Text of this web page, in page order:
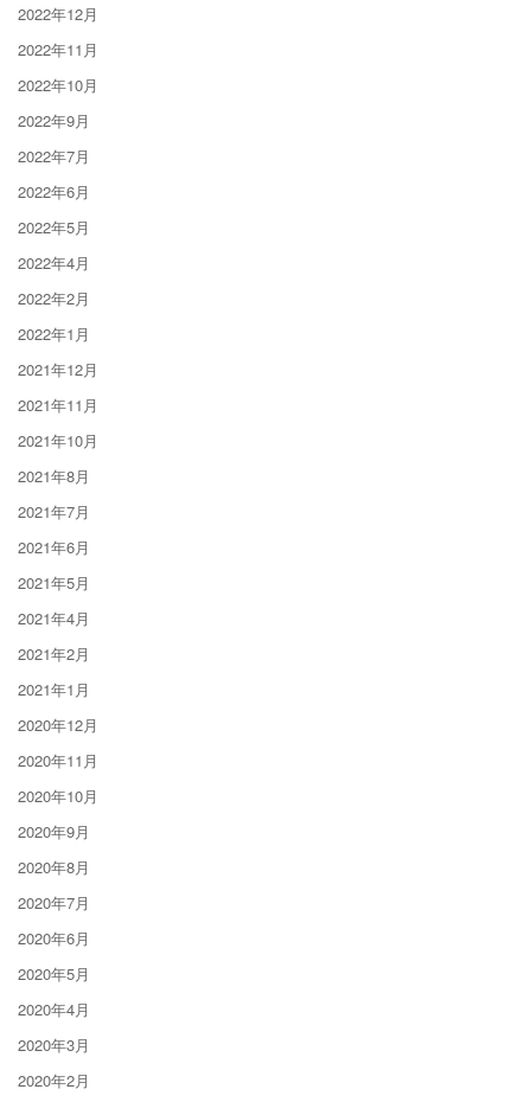
2022年12月
2022年11月
2022年10月
2022年9月
2022年7月
2022年6月
2022年5月
2022年4月
2022年2月
2022年1月
2021年12月
2021年11月
2021年10月
2021年8月
2021年7月
2021年6月
2021年5月
2021年4月
2021年2月
2021年1月
2020年12月
2020年11月
2020年10月
2020年9月
2020年8月
2020年7月
2020年6月
2020年5月
2020年4月
2020年3月
2020年2月